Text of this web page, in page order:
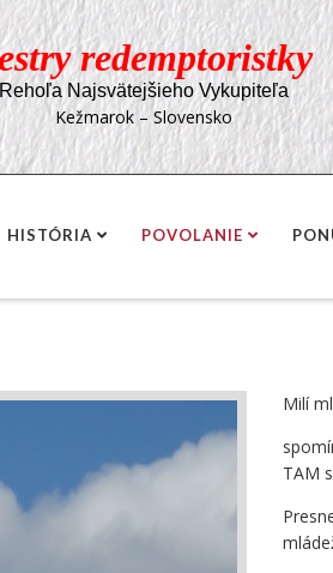
redemptoristky
Rehoľa Najsvätejšieho Vykupiteľa
Kežmarok – Slovensko
HISTÓRIA POVOLANIE
Milí
TAM